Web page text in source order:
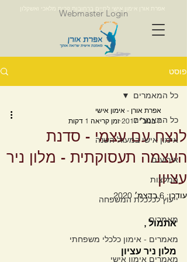
Webmaster Login
אפרת אורן אימון אישי לחיים ברחובות קרית מלאכי ואשקלון
פוסט
כל המאמרים
אימון אישי במעגל השנה
אירועים
המלצות
ייעוץ לכלכלת המשפחה
מאמרים
מאמרים - אימון כלכלי משפחתי
מאמרים אימון אישי
כל המאמרים
לנצח עם עצמי - סדנת
העצמה תעסוקתית - מלון ניר
עציון
אפרת אורן - אימון אישי
7 בנוב׳ 2017
זמן קריאה 1 דקות
עודכן:6 בדצמ׳ 2020
אתמול ,
מלון ניר עציון